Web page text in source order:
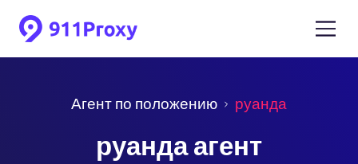
Агент по положению руанда
руанда агент